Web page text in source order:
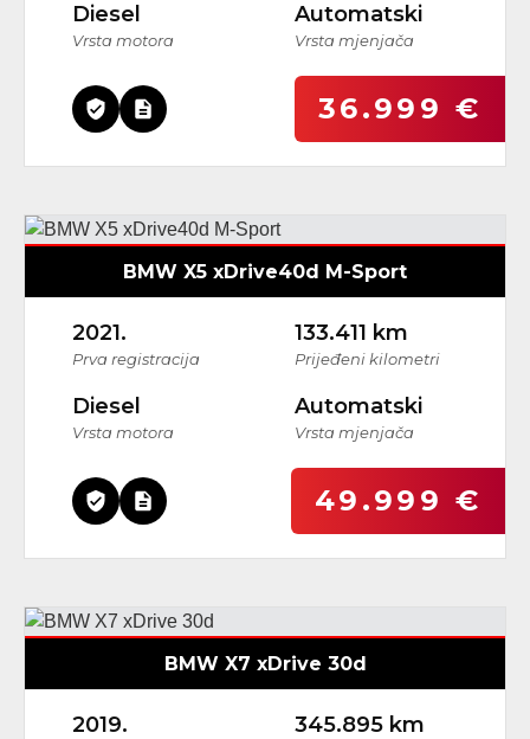
Diesel
Vrsta motora
Automatski
Vrsta mjenjača
36.999 €
BMW X5 xDrive40d M-Sport
2021.
Prva registracija
133.411 km
Prijeđeni kilometri
Diesel
Vrsta motora
Automatski
Vrsta mjenjača
49.999 €
BMW X7 xDrive 30d
2019. 345.895 km